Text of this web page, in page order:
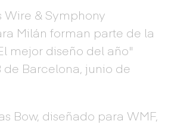
Wire & Symphony
Milán forman parte de la
mejor diseño del año"
de Barcelona, junio de
Bow, diseñado para WMF,